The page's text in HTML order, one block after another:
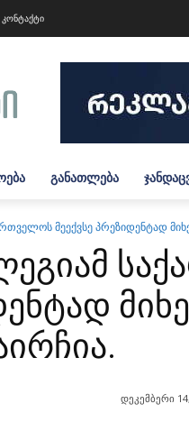
კონტაქტი
ᲒᲐᲜᲐᲗᲚᲔᲑᲐ
მეექვსე პრეზიდენტად
დეკემბერი